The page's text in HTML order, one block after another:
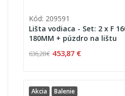
Kód: 209591
Lišta vodiaca - Set: 2 x F
180MM + púzdro na lištu
636,28 € 453,87 €
Akcia Balenie